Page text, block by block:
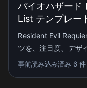
バイオハザード
List テンプレー
Resident Evil
ツを、注目度、デザ
事前読み込み済み 6 件